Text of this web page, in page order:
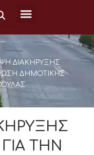
ΔΙΑΚΗΡΥΞΗΣ
ΔΗΜΟΤΙΚΗΣ
ΤΗΝ